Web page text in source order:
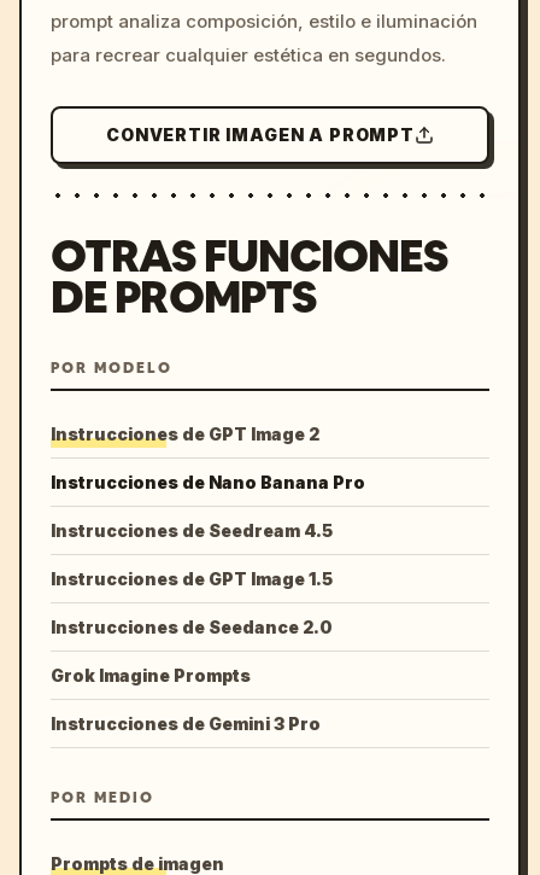
prompt analiza composición, estilo e iluminación
para recrear cualquier estética en segundos.
CONVERTIR IMAGEN A PROMPT
OTRAS FUNCIONES
DE PROMPTS
POR MODELO
Instrucciones de GPT Image 2
Instrucciones de Nano Banana Pro
Instrucciones de Seedream 4.5
Instrucciones de GPT Image 1.5
Instrucciones de Seedance 2.0
Grok Imagine Prompts
Instrucciones de Gemini 3 Pro
POR MEDIO
Prompts de imagen